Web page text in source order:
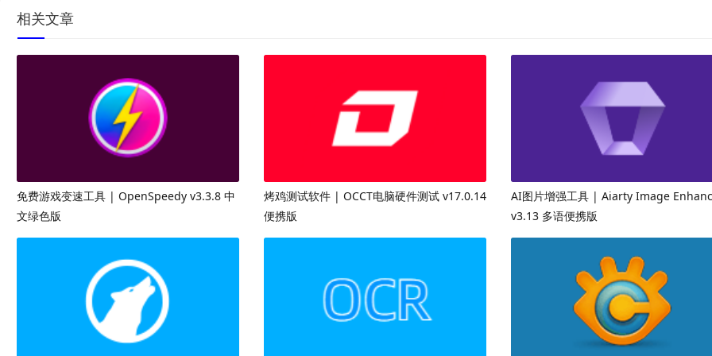
相关文章
免费游戏变速工具 | OpenSpeedy v3.3.8 中
文绿色版
烤鸡测试软件 | OCCT电脑硬件测试 v17.0.14
便携版
AI图片增强工具 | Aiarty Image
v3.13 多语便携版